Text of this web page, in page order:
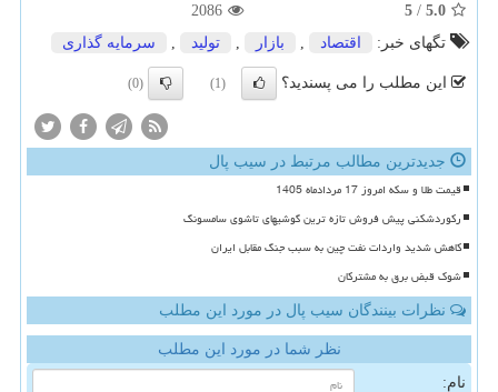
5.0
/
5
2086
تگهای خبر:
اقتصاد بازار تولید سرمایه گذاری
این مطلب را می پسندید؟ (1)
(0)
جدیدترین مطالب مرتبط در سیب پال
قیمت طلا و سکه امروز 17 مردادماه 1405
رکوردشکنی پیش فروش تازه ترین گوشیهای تاشوی سامسونگ
کاهش شدید واردات نفت چین به سبب جنگ مقابل ایران
شوک قبض برق به مشترکان
نظرات بینندگان سیب پال در مورد این مطلب
نظر شما در مورد این مطلب
نام: